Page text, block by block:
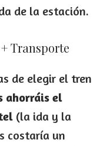
de la estación.
Transporte
de elegir el tren
ahorráis el
(la ida y la
costaría un